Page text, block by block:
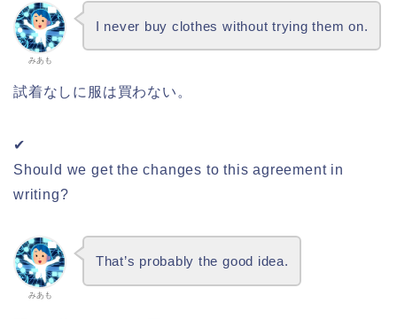
みあも
I never buy clothes without trying them on.
試着なしに服は買わない。
✔
Should we get the changes to this agreement in
writing?
みあも
That’s probably the good idea.